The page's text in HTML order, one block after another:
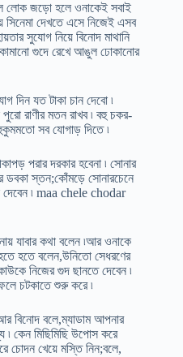
লোক জড়ো হলে ওনাকেই সবাই
সিনেমা দেখতে এসে নিজেই এসব
সুযোগ নিয়ে বিনোদ মাথানি
গুদে রেখে আঙুল ঢোকানোর
দিন যত টাকা চান দেবো ৷
রাণীর মতন রাখব ৷ বহু চকর-
সব যোগাড় দিতে ৷
পরার দরকার হবেনা ৷ সোনার
স্তন;কোঁমড়ে সোনারচেনে
দেবেন ৷ maa chele chodar
যাবার কথা বলেন ৷আর ওনাকে
হতে বলেন,উনিতো সেধরণের
নিজের গুদ ছানতে দেবেন ৷
চটকাতে শুরু করে ৷
বিনোদ বলে,ম্যাডাম আপনার
৷ কেন মিছিমিছি উপোস করে
চোদন খেয়ে মস্তি নিন;বলে,